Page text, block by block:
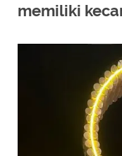
memiliki